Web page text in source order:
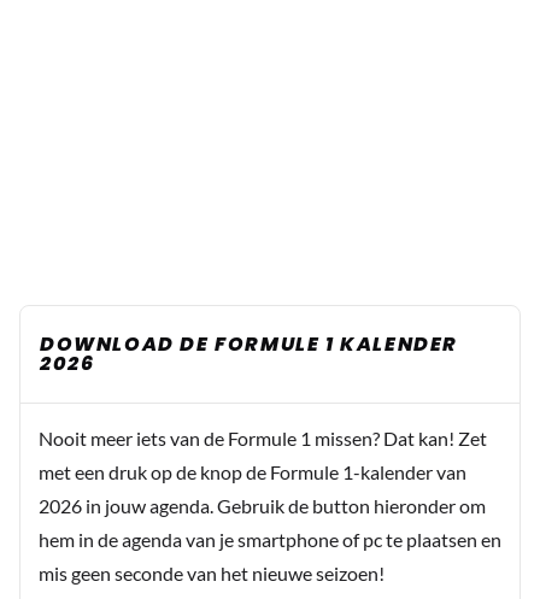
DOWNLOAD DE FORMULE 1 KALENDER
2026
Nooit meer iets van de Formule 1 missen? Dat kan! Zet
met een druk op de knop de Formule 1-kalender van
2026 in jouw agenda. Gebruik de button hieronder om
hem in de agenda van je smartphone of pc te plaatsen en
mis geen seconde van het nieuwe seizoen!